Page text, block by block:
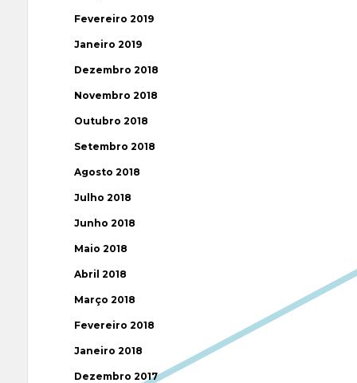
Fevereiro 2019
Janeiro 2019
Dezembro 2018
Novembro 2018
Outubro 2018
Setembro 2018
Agosto 2018
Julho 2018
Junho 2018
Maio 2018
Abril 2018
Março 2018
Fevereiro 2018
Janeiro 2018
Dezembro 2017